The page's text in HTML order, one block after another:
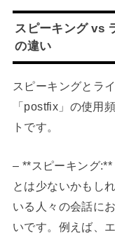
スピーキング vs
の違い
スピーキングとラ
「postfix」の使用
トです。
– **スピーキング
とは少ないかもし
いる人々の会話に
いです。例えば、